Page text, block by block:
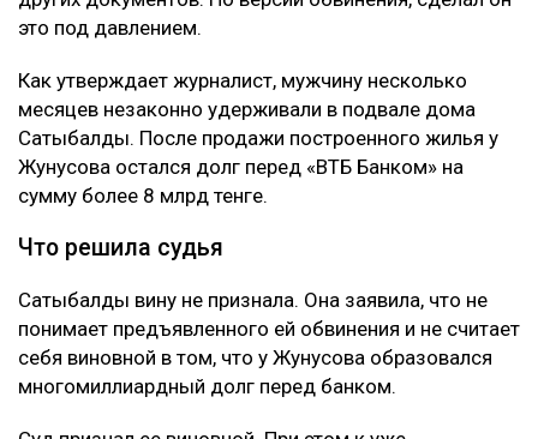
самоуправстве. Потерпевшим признали Абая
бизнес-партнера. Отмечается, что Сатыбалды и
Жунусов вместе занимались бизнесом, в том числе
строительством жилого комплекса «Восточка» в
Алматы.
связанным с Сатыбалды лицам и подписал ряд
это под давлением.
Как утверждает журналист, мужчину несколько
месяцев незаконно удерживали в подвале дома